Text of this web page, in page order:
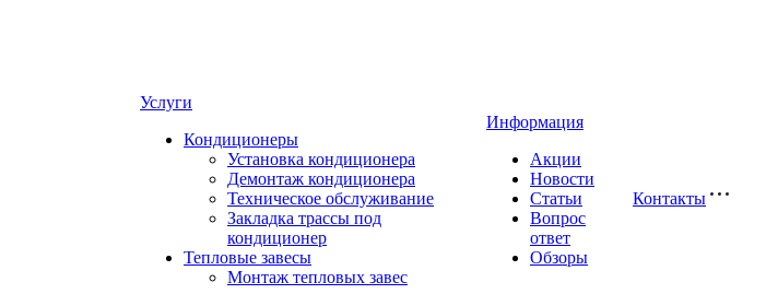
Услуги
Кондиционеры
Установка кондиционера
Демонтаж кондиционера
Техническое обслуживание
Закладка трассы под
кондиционер
Тепловые завесы
Монтаж тепловых завес
Информация
Акции
Новости
Статьи
Вопрос
ответ
Обзоры
Контакты